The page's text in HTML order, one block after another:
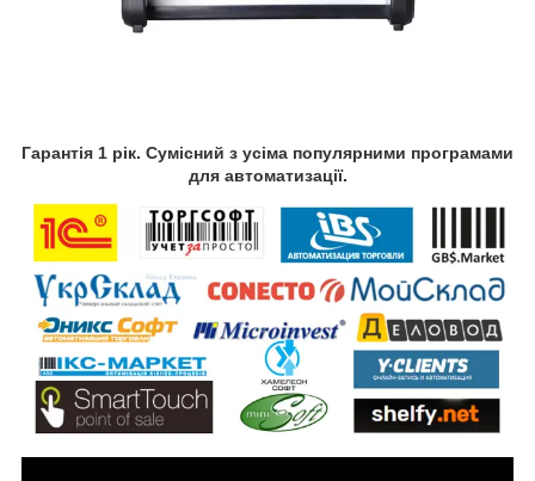
Гарантія 1 рік. Сумісний з усіма популярними програмами
для автоматизації.